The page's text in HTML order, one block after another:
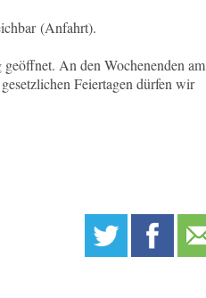
(Anfahrt).
An den Wochenenden am
Feiertagen dürfen wir